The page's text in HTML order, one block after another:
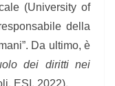
(University of
della
Da ultimo, è
dei diritti nei
ESI, 2022).